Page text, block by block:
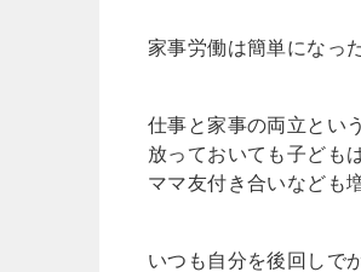
家事労働は簡単になっ
仕事と家事の両立とい
放っておいても子ども
ママ友付き合いなども
いつも自分を後回しで